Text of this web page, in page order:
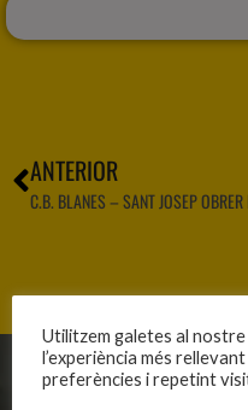
ANTERIOR
CLUB
Utilitzem galetes al
l’experiència més
preferències i repetint